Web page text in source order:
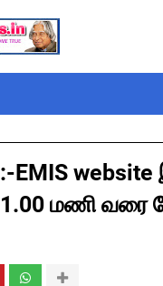
:-EMIS
மணி வரை